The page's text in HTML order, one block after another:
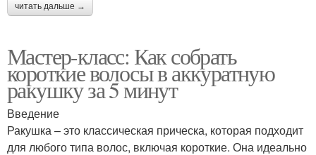
читать дальше →
Мастер-класс: Как собрать
короткие волосы в аккуратную
ракушку за 5 минут
Введение
Ракушка – это классическая прическа, которая подходит
для любого типа волос, включая короткие. Она идеально